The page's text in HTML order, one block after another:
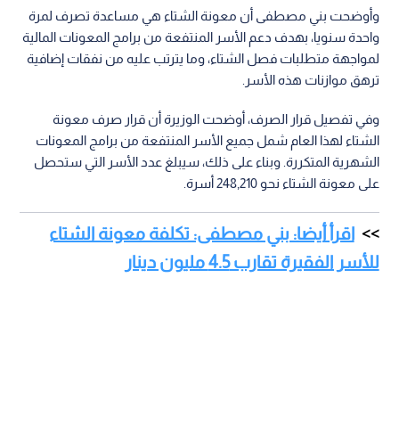
وأوضحت بني مصطفى أن معونة الشتاء هي مساعدة تصرف لمرة
واحدة سنويا، بهدف دعم الأسر المنتفعة من برامج المعونات المالية
لمواجهة متطلبات فصل الشتاء، وما يترتب عليه من نفقات إضافية
ترهق موازنات هذه الأسر.
وفي تفصيل قرار الصرف، أوضحت الوزيرة أن قرار صرف معونة
الشتاء لهذا العام شمل جميع الأسر المنتفعة من برامج المعونات
الشهرية المتكررة. وبناء على ذلك، سيبلغ عدد الأسر التي ستحصل
على معونة الشتاء نحو 248,210 أسرة.
اقرأ أيضا: بني مصطفى: تكلفة معونة الشتاء
للأسر الفقيرة تقارب 4.5 مليون دينار